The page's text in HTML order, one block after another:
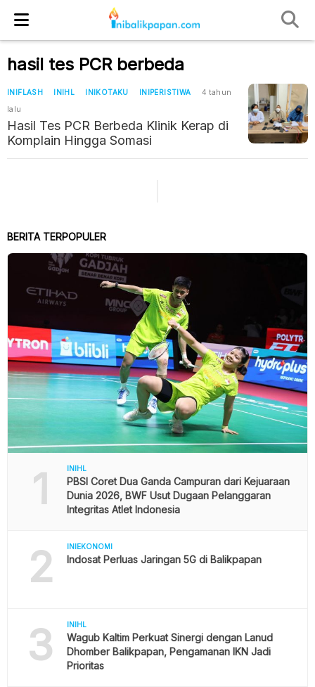
hasil tes PCR berbeda
INIFLASH INIHL INIKOTAKU INIPERISTIWA
4 tahun
lalu
Hasil Tes PCR Berbeda Klinik Kerap di
Komplain Hingga Somasi
BERITA TERPOPULER
1 INIHL
PBSI Coret Dua Ganda Campuran dari Kejuaraan
Dunia 2026, BWF Usut Dugaan Pelanggaran
Integritas Atlet Indonesia
2 INIEKONOMI
Indosat Perluas Jaringan 5G di Balikpapan
3 INIHL
Wagub Kaltim Perkuat Sinergi dengan Lanud
Dhomber Balikpapan, Pengamanan IKN Jadi
Prioritas